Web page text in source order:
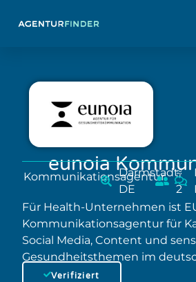
eunoia
Kommunikationsagentur
Darmstadt,
DE
≈
2
Für Health-Unternehmen ist
Kommunikationsagentur für
Social Media, Content und
Gesundheitsthemen im
Verifiziert